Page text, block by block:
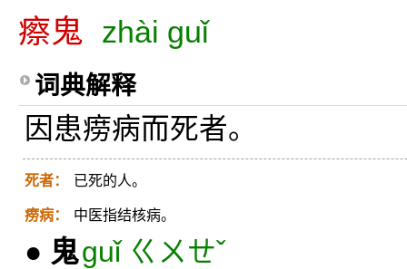
瘵鬼 zhài guǐ
词典解释
因患痨病而死者。
死者： 已死的人。
痨病： 中医指结核病。
● 鬼guǐ ㄍㄨㄝˇ